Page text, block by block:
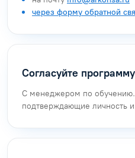
через форму обратной
Согласуйте программу
С менеджером по обучению.
подтверждающие личность